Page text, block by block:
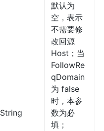
String
默认为
空，表示
不需要修
改回源
Host；当
FollowRe
qDomain
为 false
时，本参
数为必
填；